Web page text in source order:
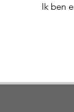
Ik ben